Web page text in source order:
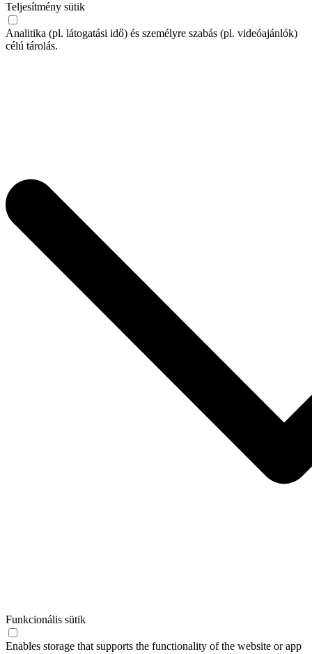
Teljesítmény sütik
Analitika (pl. látogatási idő) és személyre szabás (pl. videóajánlók)
célú tárolás.
Funkcionális sütik
Enables storage that supports the functionality of the website or app